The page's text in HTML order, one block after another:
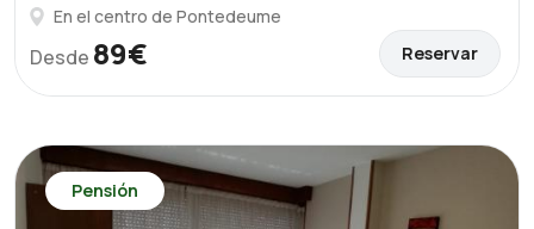
En el centro de Pontedeume
Desde 89€ Reservar
Pensión